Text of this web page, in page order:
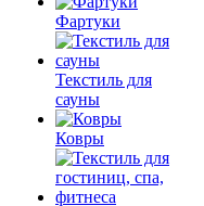
Фартуки
Текстиль для
сауны
Ковры